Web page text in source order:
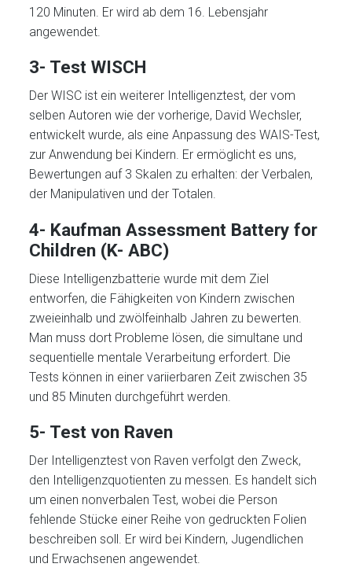
120 Minuten. Er wird ab dem 16. Lebensjahr
angewendet.
3- Test WISCH
Der WISC ist ein weiterer Intelligenztest, der vom
selben Autoren wie der vorherige, David Wechsler,
entwickelt wurde, als eine Anpassung des WAIS-Test,
zur Anwendung bei Kindern. Er ermöglicht es uns,
Bewertungen auf 3 Skalen zu erhalten: der Verbalen,
der Manipulativen und der Totalen.
4- Kaufman Assessment Battery for
Children (K- ABC)
Diese Intelligenzbatterie wurde mit dem Ziel
entworfen, die Fähigkeiten von Kindern zwischen
zweieinhalb und zwölfeinhalb Jahren zu bewerten.
Man muss dort Probleme lösen, die simultane und
sequentielle mentale Verarbeitung erfordert. Die
Tests können in einer variierbaren Zeit zwischen 35
und 85 Minuten durchgeführt werden.
5- Test von Raven
Der Intelligenztest von Raven verfolgt den Zweck,
den Intelligenzquotienten zu messen. Es handelt sich
um einen nonverbalen Test, wobei die Person
fehlende Stücke einer Reihe von gedruckten Folien
beschreiben soll. Er wird bei Kindern, Jugendlichen
und Erwachsenen angewendet.